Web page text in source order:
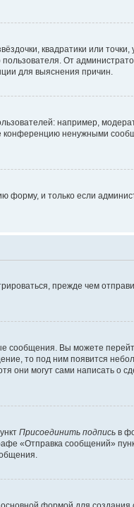
квадратики или
От
для выяснения причин.
например,
ненужными
форму, и только если
прежде чем
сообщения. Вы можете
то под ним появится
они могут сами написать о
Присоединить подпись в
«Отправка сообщений»